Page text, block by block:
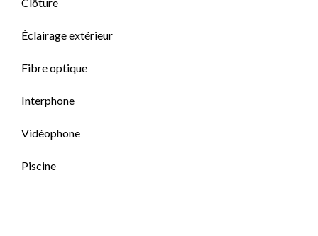
Éclairage extérieur
Fibre optique
Interphone
Vidéophone
Piscine